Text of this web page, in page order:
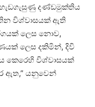
දණ්ඩමුක්තිය
විශ්වාසයක් ඇති
ලෙස නොව,
ලෙස දකිමින්, දිවි
කෙරෙහි විශ්වාසයක්
ඇත,” යනුවෙන්